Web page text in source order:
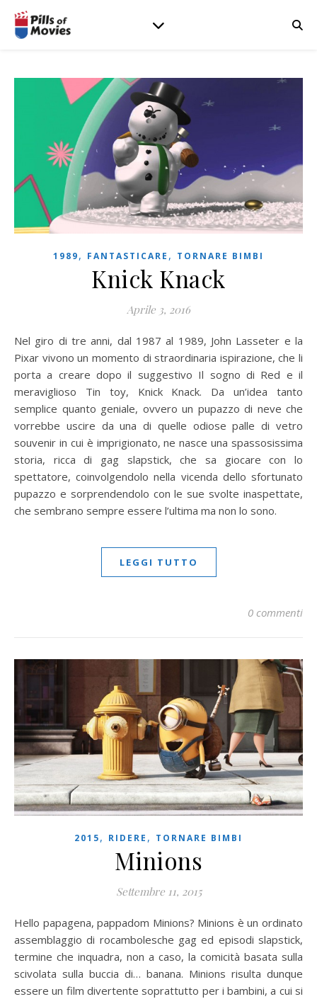
1989, FANTASTICARE , TORNARE BIMBI
Knick Knack
Aprile 3, 2016
Nel giro di tre anni, dal 1987 al 1989, John Lasseter e la
Pixar vivono un momento di straordinaria ispirazione, che li
porta a creare dopo il suggestivo Il sogno di Red e il
meraviglioso Tin toy, Knick Knack. Da un’idea tanto
semplice quanto geniale, ovvero un pupazzo di neve che
vorrebbe uscire da una di quelle odiose palle di vetro
souvenir in cui è imprigionato, ne nasce una spassosissima
storia, ricca di gag slapstick, che sa giocare con lo
spettatore, coinvolgendolo nella vicenda dello sfortunato
pupazzo e sorprendendolo con le sue svolte inaspettate,
che sembrano sempre essere l’ultima ma non lo sono.
LEGGI TUTTO
0 commenti
2015, RIDERE , TORNARE BIMBI
Minions
Settembre 11, 2015
Hello papagena, pappadom Minions? Minions è un ordinato
assemblaggio di rocambolesche gag ed episodi slapstick,
termine che inquadra, non a caso, la comicità basata sulla
scivolata sulla buccia di… banana. Minions risulta dunque
essere un film divertente soprattutto per i bambini, a cui si